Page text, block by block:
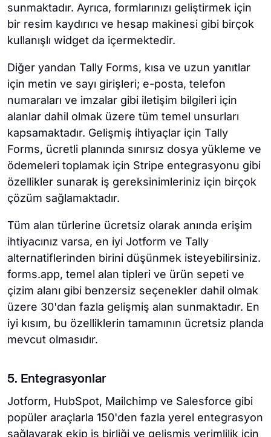
sunmaktadır. Ayrıca, formlarınızı geliştirmek için
bir resim kaydırıcı ve hesap makinesi gibi birçok
kullanışlı widget da içermektedir.
Diğer yandan Tally Forms, kısa ve uzun yanıtlar
için metin ve sayı girişleri; e-posta, telefon
numaraları ve imzalar gibi iletişim bilgileri için
alanlar dahil olmak üzere tüm temel unsurları
kapsamaktadır. Gelişmiş ihtiyaçlar için Tally
Forms, ücretli planında sınırsız dosya yükleme ve
ödemeleri toplamak için Stripe entegrasyonu gibi
özellikler sunarak iş gereksinimleriniz için birçok
çözüm sağlamaktadır.
Tüm alan türlerine ücretsiz olarak anında erişim
ihtiyacınız varsa, en iyi Jotform ve Tally
alternatiflerinden birini düşünmek isteyebilirsiniz.
forms.app, temel alan tipleri ve ürün sepeti ve
çizim alanı gibi benzersiz seçenekler dahil olmak
üzere 30'dan fazla gelişmiş alan sunmaktadır. En
iyi kısım, bu özelliklerin tamamının ücretsiz planda
mevcut olmasıdır.
5. Entegrasyonlar
Jotform, HubSpot, Mailchimp ve Salesforce gibi
popüler araçlarla 150'den fazla yerel entegrasyon
sağlayarak ekip iş birliği ve gelişmiş verimlilik için